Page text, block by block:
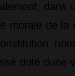
dans
morale de
doté dune